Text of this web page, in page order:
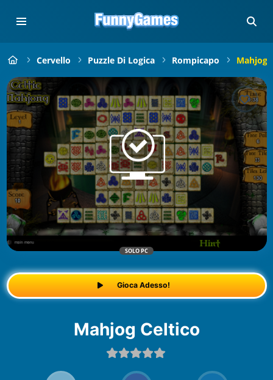
Cervello Puzzle Di Logica Rompicapo Mahjog
SOLO PC
Gioca Adesso!
Mahjog Celtico